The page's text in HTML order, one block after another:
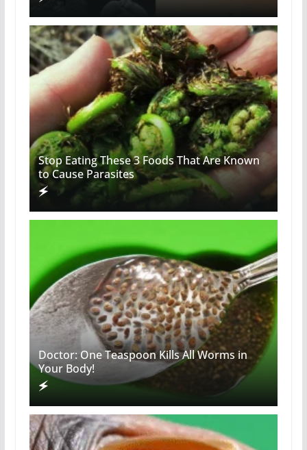
Stop Eating These 3 Foods That Are Known
to Cause Parasites
Doctor: One Teaspoon Kills All Worms in
Your Body!